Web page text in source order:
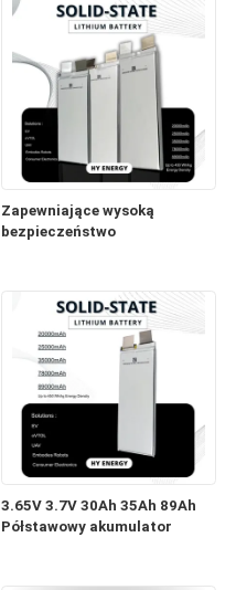
Zapewniające wysoką
bezpieczeństwo
3.65V 3.7V 30Ah 35Ah 89Ah
Półstawowy akumulator